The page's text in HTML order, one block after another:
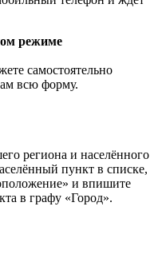
режиме
самостоятельно
всю форму.
региона и населённого
пункт в списке,
и впишите
в графу «Город».